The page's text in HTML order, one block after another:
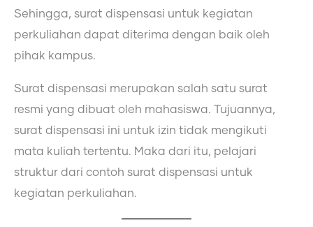
Sehingga, surat dispensasi untuk kegiatan
perkuliahan dapat diterima dengan baik oleh
pihak kampus.
Surat dispensasi merupakan salah satu surat
resmi yang dibuat oleh mahasiswa. Tujuannya,
surat dispensasi ini untuk izin tidak mengikuti
mata kuliah tertentu. Maka dari itu, pelajari
struktur dari contoh surat dispensasi untuk
kegiatan perkuliahan.